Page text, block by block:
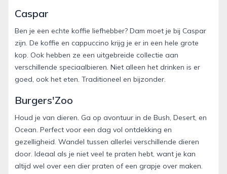
Caspar
Ben je een echte koffie liefhebber? Dam moet je bij Caspar
zijn. De koffie en cappuccino krijg je er in een hele grote
kop. Ook hebben ze een uitgebreide collectie aan
verschillende speciaalbieren. Niet alleen het drinken is er
goed, ook het eten. Traditioneel en bijzonder.
Burgers'Zoo
Houd je van dieren. Ga op avontuur in de Bush, Desert, en
Ocean. Perfect voor een dag vol ontdekking en
gezelligheid. Wandel tussen allerlei verschillende dieren
door. Ideaal als je niet veel te praten hebt, want je kan
altijd wel over een dier praten of een grapje over maken.